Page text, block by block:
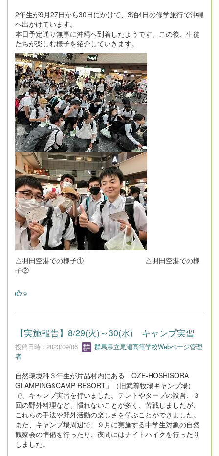
2年生が9月27日から30日にかけて、3泊4日の修学旅行で沖縄
へ出かけています。
本日予定通り無事に沖縄へ到着したようです。この後、生徒
たちが楽しむ様子を紹介していきます。
△羽田空港での様子① △羽田空港での様
子②
9
【実施報告】8/29(火)～30(水) キャンプ実習
投稿日時 : 2023/09/06
群馬県立尾瀬高等学校Webページ管理
者
自然環境科３年生が片品村内にある「OZE-HOSHISORA
GLAMPING&CAMP RESORT」（旧武尊牧場キャンプ場）
で、キャンプ実習を行いました。テントやタープの設営、３
回の野外料理など、慣れないことが多く、苦戦しましたが、
これらの手法や野外活動の楽しさを学ぶことができました。
また、キャンプ場周辺で、９月に実施する中学生対象の自然
観察会の準備を行ったり、夜間にはナイトハイクを行ったり
しました。